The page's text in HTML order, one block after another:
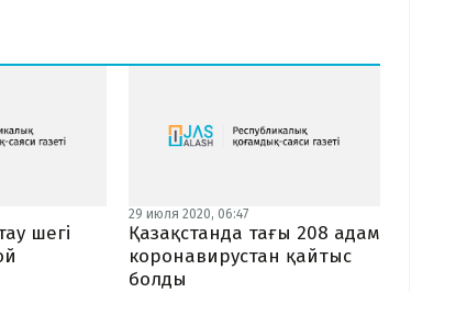
шегі
29 июля 2020, 06:47
Қазақстанда тағы 208 адам
коронавирустан қайтыс
болды